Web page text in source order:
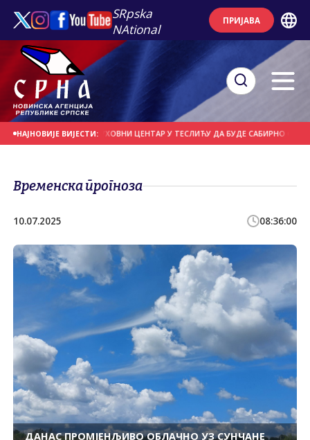
SRpska
NAtional
ПРИЈАВА
НАЈНОВИЈЕ ВИЈЕСТИ:
РОМИЋ: ДУХОВНИ ЦЕНТАР У ТЕСЛИЋУ ДА БУДЕ САБИРНО СОЧИВО
Временска прогноза
10.07.2025 08:36:00
ДАНАС ПРОМЈЕНЉИВО ОБЛАЧНО УЗ СУНЧАНЕ